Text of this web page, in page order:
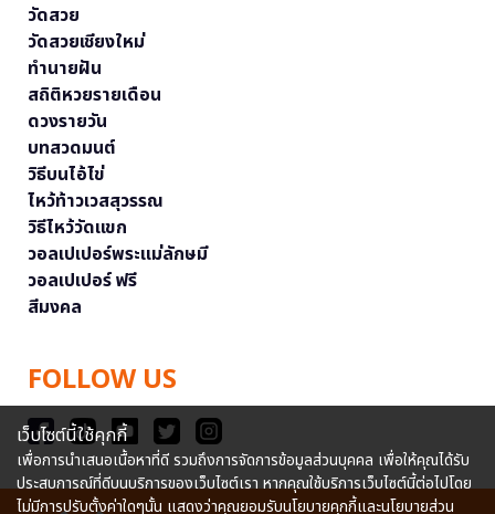
วัดสวย
วัดสวยเชียงใหม่
ทำนายฝัน
สถิติหวยรายเดือน
ดวงรายวัน
บทสวดมนต์
วิธีบนไอ้ไข่
ไหว้ท้าวเวสสุวรรณ
วิธีไหว้วัดแขก
วอลเปเปอร์พระแม่ลักษมี
วอลเปเปอร์ ฟรี
สีมงคล
FOLLOW US
เว็บไซต์นี้ใช้คุกกี้
เพื่อการนำเสนอเนื้อหาที่ดี รวมถึงการจัดการข้อมูลส่วนบุคคล เพื่อให้คุณได้รับ
ประสบการณ์ที่ดีบนบริการของเว็บไซต์เรา หากคุณใช้บริการเว็บไซต์นี้ต่อไปโดย
ไม่มีการปรับตั้งค่าใดๆนั้น แสดงว่าคุณยอมรับนโยบายคุกกี้และนโยบายส่วน